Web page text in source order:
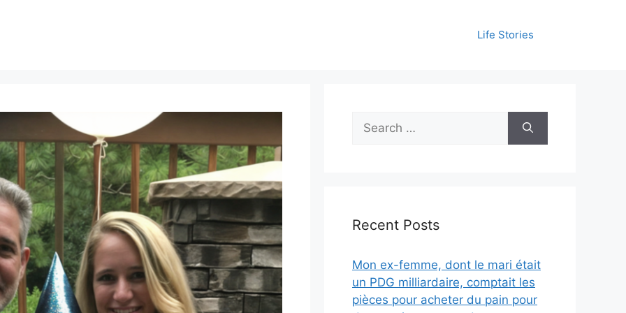
Life Stories
Search
for:
Recent Posts
Mon ex-femme, dont le mari était
un PDG milliardaire, comptait les
pièces pour acheter du pain pour